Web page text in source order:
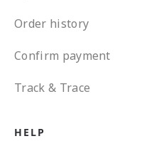
Order history
Confirm payment
Track & Trace
HELP